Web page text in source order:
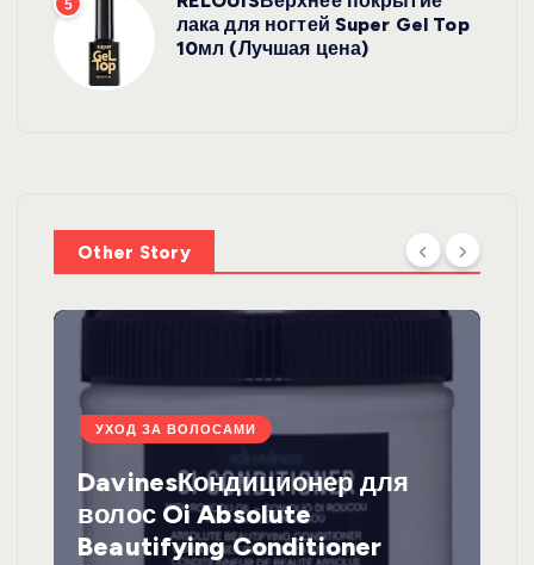
5
лака для ногтей Super Gel Top
10мл (Лучшая цена)
Other Story
УХОД ЗА ВОЛОСАМИ
DavinesКондиционер для
волос Oi Absolute
Beautifying Conditioner